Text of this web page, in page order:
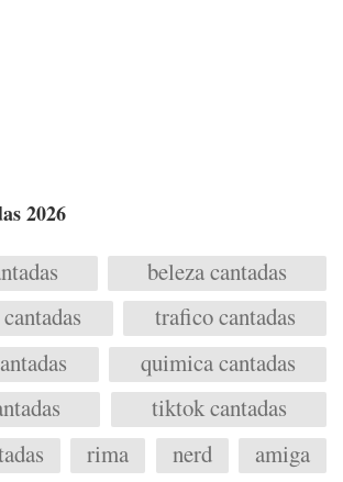
2026
beleza cantadas
trafico cantadas
quimica cantadas
tiktok cantadas
rima nerd
amiga